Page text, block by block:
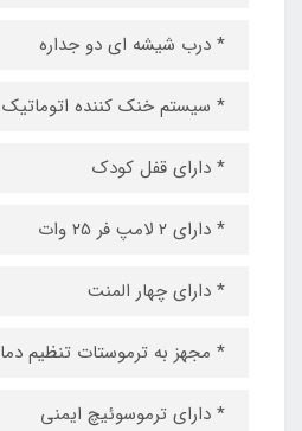
* درب شیشه ای دو جداره
* سیستم خنک کننده اتوماتیک
* دارای قفل کودک
* دارای 2 لامپ فر 25 وات
* دارای چهار المنت
* مجهز به ترموستات تنظیم دما
* دارای ترموسوئیچ ایمنی